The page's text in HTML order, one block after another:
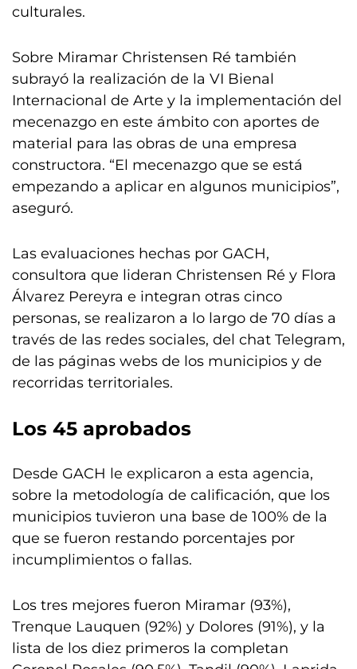
culturales.
Sobre Miramar Christensen Ré también
subrayó la realización de la VI Bienal
Internacional de Arte y la implementación del
mecenazgo en este ámbito con aportes de
material para las obras de una empresa
constructora. “El mecenazgo que se está
empezando a aplicar en algunos municipios”,
aseguró.
Las evaluaciones hechas por GACH,
consultora que lideran Christensen Ré y Flora
Álvarez Pereyra e integran otras cinco
personas, se realizaron a lo largo de 70 días a
través de las redes sociales, del chat Telegram,
de las páginas webs de los municipios y de
recorridas territoriales.
Los 45 aprobados
Desde GACH le explicaron a esta agencia,
sobre la metodología de calificación, que los
municipios tuvieron una base de 100% de la
que se fueron restando porcentajes por
incumplimientos o fallas.
Los tres mejores fueron Miramar (93%),
Trenque Lauquen (92%) y Dolores (91%), y la
lista de los diez primeros la completan